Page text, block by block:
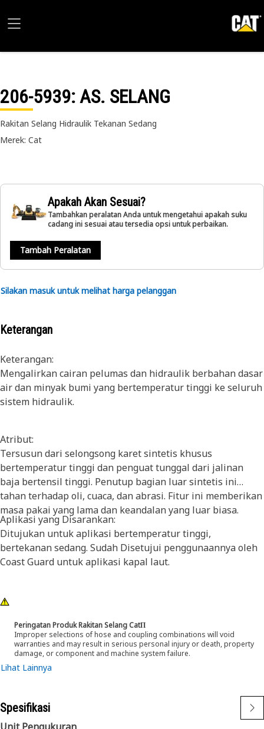
206-5939: AS. SELANG
Rakitan Selang Hidraulik Tekanan Sedang
Merek: Cat
Apakah Akan Sesuai?
Tambahkan peralatan Anda untuk mengetahui apakah suku
cadang ini sesuai atau tersedia opsi untuk perbaikan.
Tambah Peralatan
Silakan masuk untuk melihat harga pelanggan
Keterangan
Keterangan:
Mengalirkan cairan pelumas dan hidraulik berbahan dasar
air dan minyak bumi yang bertemperatur tinggi ke seluruh
sistem hidraulik.
Atribut:
Tersusun dari selongsong karet sintetis khusus
bertemperatur tinggi dan penguat tunggal dari jalinan
baja bertensil tinggi. Penutup bagian luar sintetis ini
tahan terhadap oli, cuaca, dan abrasi. Fitur ini memberikan
masa pakai yang lama dan keandalan yang luar biasa.
Aplikasi yang Disarankan:
Ditujukan untuk aplikasi bertemperatur tinggi,
bertekanan sedang. Sudah Disetujui penggunaannya oleh
Coast Guard untuk aplikasi kapal laut.
Peringatan Produk Rakitan Selang CatΠ
Improper selections of hose and coupling combinations will void
warranties and may result in serious personal injury or death, property
damage, or component and machine system failure.
Lihat Lainnya
Spesifikasi